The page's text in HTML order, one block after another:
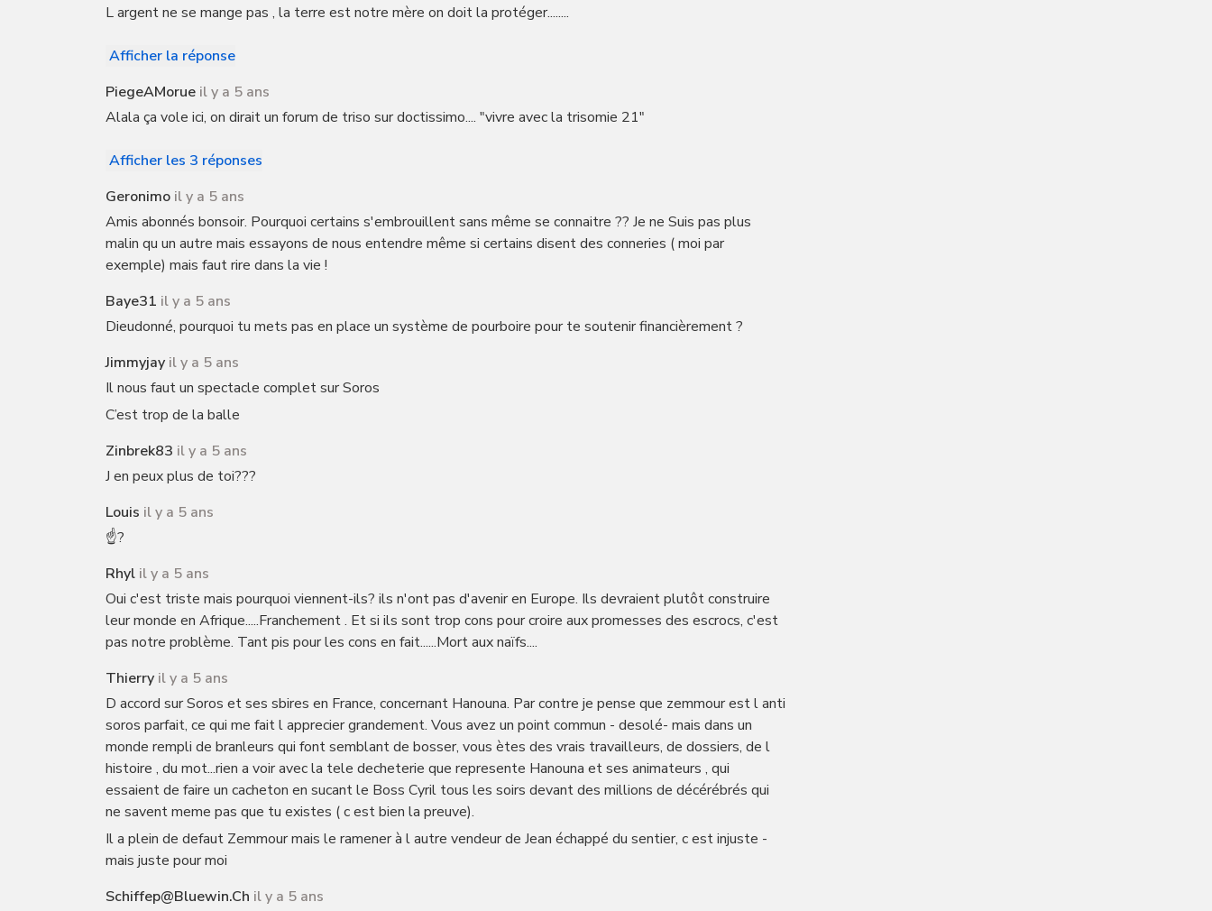
L argent ne se mange pas , la terre est notre mère on doit la protéger........
Afficher la réponse
PiegeAMorue il y a 5 ans
Alala ça vole ici, on dirait un forum de triso sur doctissimo.... "vivre avec la trisomie 21"
Afficher les 3 réponses
Geronimo il y a 5 ans
Amis abonnés bonsoir. Pourquoi certains s'embrouillent sans même se connaitre ?? Je ne Suis pas plus
malin qu un autre mais essayons de nous entendre même si certains disent des conneries ( moi par
exemple) mais faut rire dans la vie !
Baye31 il y a 5 ans
Dieudonné, pourquoi tu mets pas en place un système de pourboire pour te soutenir financièrement ?
Jimmyjay il y a 5 ans
Il nous faut un spectacle complet sur Soros
C’est trop de la balle
Zinbrek83 il y a 5 ans
J en peux plus de toi???
Louis il y a 5 ans
☝️?
Rhyl il y a 5 ans
Oui c'est triste mais pourquoi viennent-ils? ils n'ont pas d'avenir en Europe. Ils devraient plutôt construire
leur monde en Afrique.....Franchement . Et si ils sont trop cons pour croire aux promesses des escrocs, c'est
pas notre problème. Tant pis pour les cons en fait......Mort aux naïfs....
Thierry il y a 5 ans
D accord sur Soros et ses sbires en France, concernant Hanouna. Par contre je pense que zemmour est l anti
soros parfait, ce qui me fait l apprecier grandement. Vous avez un point commun - desolé- mais dans un
monde rempli de branleurs qui font semblant de bosser, vous ètes des vrais travailleurs, de dossiers, de l
histoire , du mot...rien a voir avec la tele decheterie que represente Hanouna et ses animateurs , qui
essaient de faire un cacheton en sucant le Boss Cyril tous les soirs devant des millions de décérébrés qui
ne savent meme pas que tu existes ( c est bien la preuve).
Il a plein de defaut Zemmour mais le ramener à l autre vendeur de Jean échappé du sentier, c est injuste -
mais juste pour moi
Schiffep@bluewin.ch il y a 5 ans